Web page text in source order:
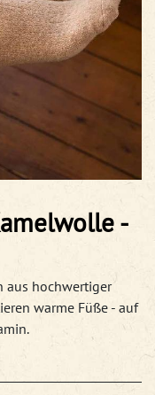
-
aus hochwertiger
warme Füße - auf